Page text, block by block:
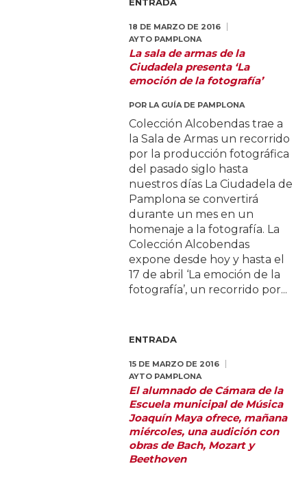
18 DE MARZO DE 2016
AYTO PAMPLONA
La sala de armas de la
Ciudadela presenta ‘La
emoción de la fotografía’
POR LA GUÍA DE PAMPLONA
Colección Alcobendas trae a
la Sala de Armas un recorrido
por la producción fotográfica
del pasado siglo hasta
nuestros días La Ciudadela de
Pamplona se convertirá
durante un mes en un
homenaje a la fotografía. La
Colección Alcobendas
expone desde hoy y hasta el
17 de abril ‘La emoción de la
fotografía’, un recorrido por...
ENTRADA
15 DE MARZO DE 2016
AYTO PAMPLONA
El alumnado de Cámara de la
Escuela municipal de Música
Joaquín Maya ofrece, mañana
miércoles, una audición con
obras de Bach, Mozart y
Beethoven